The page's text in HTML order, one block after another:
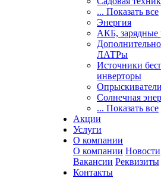
... Показать все
Энергия
АКБ, зарядные
ЛАТРы
Источники
инверторы
Опрыскиватели
Солнечная
... Показать все
Акции
Услуги
О компании
О компании Новости
Вакансии Реквизиты
Контакты